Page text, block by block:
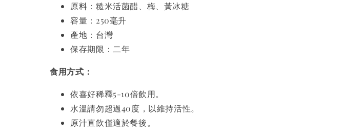
原料：糙米活菌醋、梅、黃冰糖
容量：250毫升
產地：台灣
保存期限：二年
食用方式：
依喜好稀釋5-10倍飲用。
水溫請勿超過40度，以維持活性。
原汁直飲僅適於餐後。